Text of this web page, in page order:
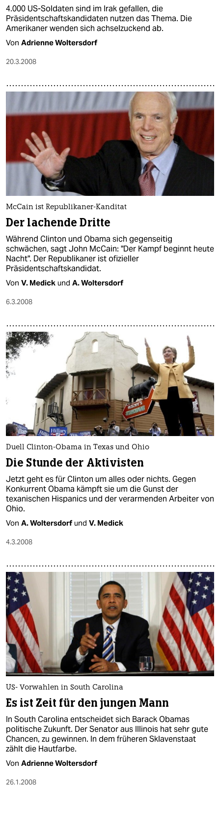
4.000 US-Soldaten sind im Irak gefallen, die
Präsidentschaftskandidaten nutzen das Thema. Die
Amerikaner wenden sich achselzuckend ab.
Von Adrienne Woltersdorf
20.3.2008
McCain ist Republikaner-Kanditat
Der lachende Dritte
Während Clinton und Obama sich gegenseitig
schwächen, sagt John McCain: "Der Kampf beginnt heute
Nacht". Der Republikaner ist ofizieller
Präsidentschaftskandidat.
Von V. Medick und A. Woltersdorf
6.3.2008
Duell Clinton-Obama in Texas und Ohio
Die Stunde der Aktivisten
Jetzt geht es für Clinton um alles oder nichts. Gegen
Konkurrent Obama kämpft sie um die Gunst der
texanischen Hispanics und der verarmenden Arbeiter von
Ohio.
Von A. Woltersdorf und V. Medick
4.3.2008
US- Vorwahlen in South Carolina
Es ist Zeit für den jungen Mann
In South Carolina entscheidet sich Barack Obamas
politische Zukunft. Der Senator aus Illinois hat sehr gute
Chancen, zu gewinnen. In dem früheren Sklavenstaat
zählt die Hautfarbe.
Von Adrienne Woltersdorf
26.1.2008